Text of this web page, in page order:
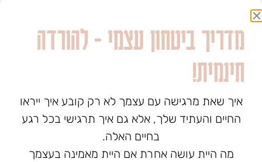
מדריך ביטחון עצמי - להורדה
חינמית!
איך שאת מרגישה עם עצמך לא רק קובע איך ייראו
החיים והעתיד שלך, אלא גם איך תרגישי בכל רגע
בחיים האלה.
מה היית עושה אחרת אם היית מאמינה בעצמך